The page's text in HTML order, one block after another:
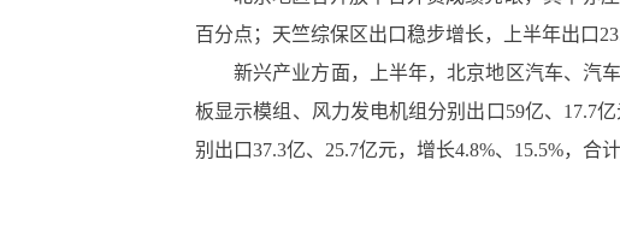
百分点；天竺综保区出口稳步增长，上半年出口
新兴产业方面，上半年，北京地区汽车、汽
板显示模组、风力发电机组分别出口59亿、17.7
别出口37.3亿、25.7亿元，增长4.8%、15.5%，合